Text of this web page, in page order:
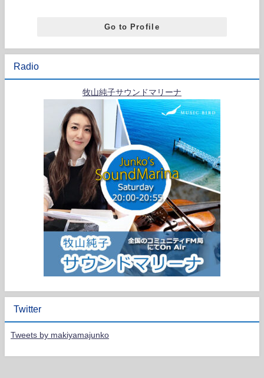
Go to Profile
Radio
牧山純子サウンドマリーナ
Twitter
Tweets by makiyamajunko